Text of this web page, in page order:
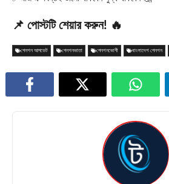
📌 পোস্টটি শেয়ার করুন! 🔥
পেনশন আপডেট পেনশনভাতা পেনশনভোগী বাংলাদেশ পেনশন